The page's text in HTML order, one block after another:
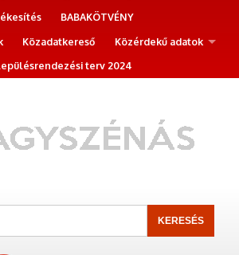
BABAKÖTVÉNY
Közadatkereső
Közérdekű adatok
terv 2024